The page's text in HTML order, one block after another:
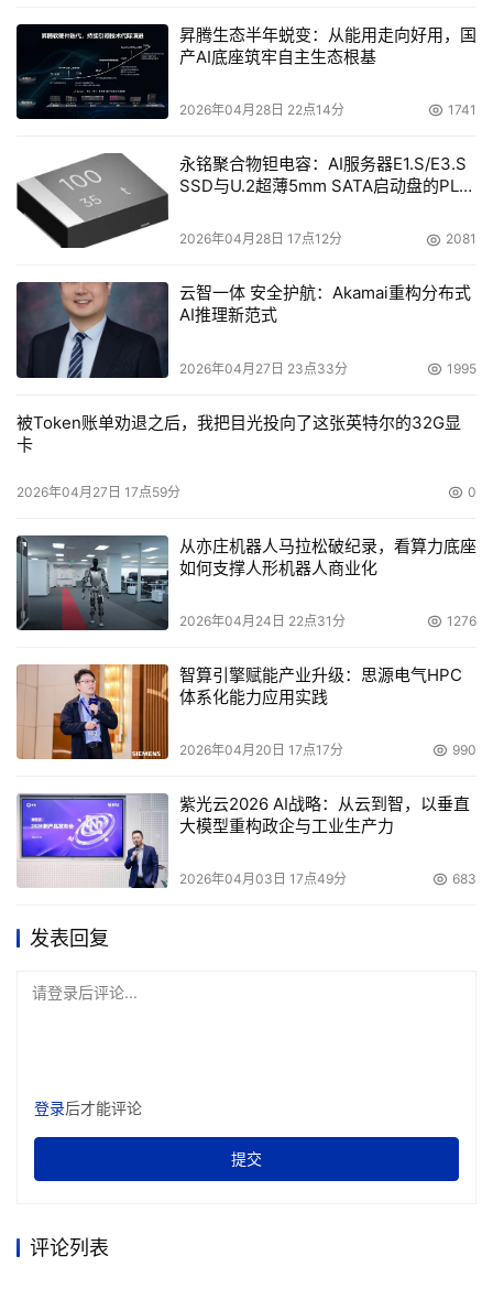
比高，有保证，而且早已在所有数据中心使用。
因为在磁带上存储数据还很必要，增加虚拟磁磁带库并不意
着增加另一个设备及其附属需求：空间，冷却和运行虚拟磁
磁带库的能源，额外的管理，额外的服务，以及合并到现有
网络和备份策略的又一个组件。虚拟磁磁带库增加了又一层
寻找虚拟磁带上存储的数据
虚拟磁磁带库一个可以预见的缺点就是恢复虚拟磁磁带库中
份复杂，找到您所需要数据的虚拟磁带难度很大。这是虚拟
磁磁带库的一个明显缺点。
一些虚拟磁磁带库提供磁盘到磁带复制指令。一开始这好像
是一个优势，但实际上这种功能也是一个弱点。只有您有跟
踪数据副本的方法，这些数据副本才有用处。备份软件的优
磁磁带库根本没有这些，因为磁带是虚拟的。
不能扩展或扩展性不强
所有二级存储需要随着数据增长而扩展。与所有磁盘一样，
传统虚拟磁磁带库的一个缺点就是：升级容量或吞吐量的唯
一方法就是增加控制器和容量。当您需要容量和吞吐量时，
这种性能和容量的结合是非常昂贵的扩展方法。
个案研究： 虚拟磁磁带库的缺点
波士顿儿童医院是一个重要的儿科医疗研究中心。他的数据
同时，儿童医院的IT操作已经为备份问题所困扰。儿童医院
运营部主任兼首席信息安全官Paul Scheib说：“很多人被我
们的备份环境折磨得失眠。”
难，他们采用的虚拟磁磁带库系统很难管理。虚拟磁磁带库
昇腾生态半年蜕变：从能用走向好用，国
产AI底座筑牢自主生态根基
2026年04月28日 22点14分 1741
永铭聚合物钽电容：AI服务器E1.S/E3.S
SSD与U.2超薄5mm SATA启动盘的PLP
2026年04月28日 17点12分 2081
云智一体 安全护航：Akamai重构分布式
AI推理新范式
2026年04月27日 23点33分 1995
被Token账单劝退之后，我把目光投向了这张英特尔的32G显
卡
2026年04月27日 17点59分 0
从亦庄机器人马拉松破纪录，看算力底座
如何支撑人形机器人商业化
2026年04月24日 22点31分 1276
智算引擎赋能产业升级：思源电气HPC
体系化能力应用实践
2026年04月20日 17点17分 990
紫光云2026 AI战略：从云到智，以垂直
大模型重构政企与工业生产力
2026年04月03日 17点49分 683
发表回复
请登录后评论...
登录后才能评论
提交
评论列表